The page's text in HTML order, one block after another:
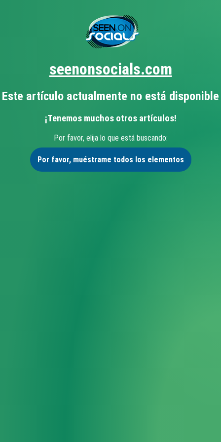
seenonsocials.com
Este artículo actualmente no está disponible
¡Tenemos muchos otros artículos!
Por favor, elija lo que está buscando:
Por favor, muéstrame todos los elementos